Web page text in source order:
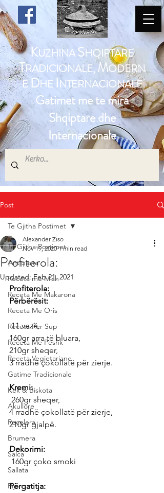
KUZHINASHQIPTARE
TRADICIONALE, MODERN
EDHE INTERNACIONALE
Gatimet me te mira
Shqiptare dhe
Internacionale
Post
Te Gjitha Postimet
Antipasta
Receta me Mish
Receta Me Makarona
Receta Me Oris
Receta Per Sup
Receta Me Peshk
Receta Vegjetariane
Gatime Tradicionale
Kek & Biskota
Akullore
Recelera
Brumera
Salca
Sallata
Pije
Te Gjitha Postimet
Profiterola:
Alexander Ziso
Nov 19, 2020 1 min read
Updated:Feb 21, 2021
Profiterola:
Përbërësit:
11 vezë,
160gr arra të bluara,
210gr sheqer,
3 rradhë çokollatë për zierje.
Kremi:
260gr sheqer,
4 rradhë çokollatë për zierje,
210gr gjalpë.
Dekorimi:
160gr çoko smoki
Përgatitja: